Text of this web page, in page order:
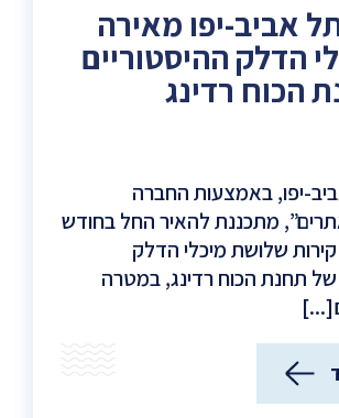
אביב-יפו מאירה
הדלק ההיסטוריים
הכוח רדינג
יפו, באמצעות החברה
מתכננת להאיר החל בחודש
שלושת מיכלי הדלק
של תחנת הכוח רדינג, במטרה